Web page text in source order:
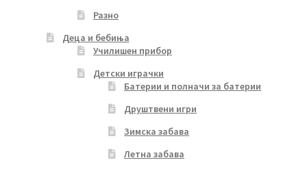
Разно
Деца и бебиња
Училишен прибор
Детски играчки
Батерии и полначи за батерии
Друштвени игри
Зимска забава
Летна забава